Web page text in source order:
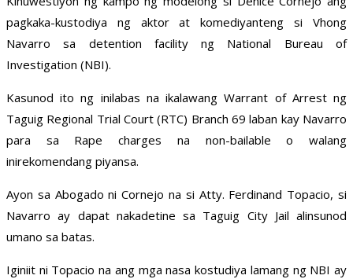
pagkaka-kustodiya ng aktor at komediyanteng si Vhong
Navarro sa detention facility ng National Bureau of
Investigation (NBI).
Kasunod ito ng inilabas na ikalawang Warrant of Arrest ng
Taguig Regional Trial Court (RTC) Branch 69 laban kay Navarro
para sa Rape charges na non-bailable o walang
inirekomendang piyansa.
Ayon sa Abogado ni Cornejo na si Atty. Ferdinand Topacio, si
Navarro ay dapat nakadetine sa Taguig City Jail alinsunod
umano sa batas.
Iginiit ni Topacio na ang mga nasa kostudiya lamang ng NBI ay